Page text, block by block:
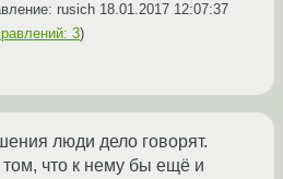
rusich 18.01.2017 12:07:37
3)
люди дело говорят.
том, что к нему бы ещё и